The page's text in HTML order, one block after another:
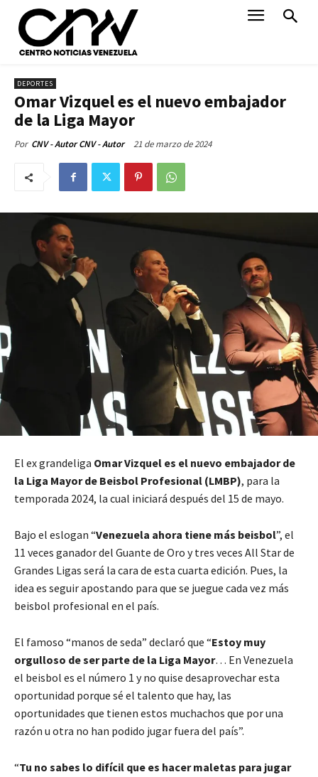
DEPORTES
Omar Vizquel es el nuevo embajador
de la Liga Mayor
Por CNV - Autor CNV - Autor 21 de marzo de 2024
El ex grandeliga Omar Vizquel es el nuevo embajador de
la Liga Mayor de Beisbol Profesional (LMBP), para la
temporada 2024, la cual iniciará después del 15 de mayo.
Bajo el eslogan “Venezuela ahora tiene más beisbol”, el
11 veces ganador del Guante de Oro y tres veces All Star de
Grandes Ligas será la cara de esta cuarta edición. Pues, la
idea es seguir apostando para que se juegue cada vez más
beisbol profesional en el país.
El famoso “manos de seda” declaró que “Estoy muy
orgulloso de ser parte de la Liga Mayor… En Venezuela
el beisbol es el número 1 y no quise desaprovechar esta
oportunidad porque sé el talento que hay, las
oportunidades que tienen estos muchachos que por una
razón u otra no han podido jugar fuera del país”.
“Tu no sabes lo difícil que es hacer maletas para jugar